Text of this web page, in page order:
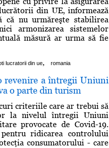
din UE, informează
că nu urmăreşte stabilirea
armonizarea sistemelor
măsură ar urma să fie
lucratorii din ue, romania
revenire a întregii Uniuni
o parte din turism
criteriile care ar trebui să
la nivelul întregii Uniuni
provocate de Covid-19.
ridicarea controlului
consumatorului - care